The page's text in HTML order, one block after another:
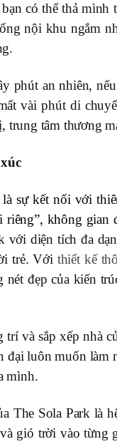
có thể thả
nội khu ngắm
phút an nhiên,
vài phút di
trung tâm thương
sự kết nối với
không gian
với diện tích đa
trẻ. Với thiết kế
nét đẹp của kiến
và sắp xếp nhà
đại luôn muốn
mình.
The Sola Park là
gió trời vào từng